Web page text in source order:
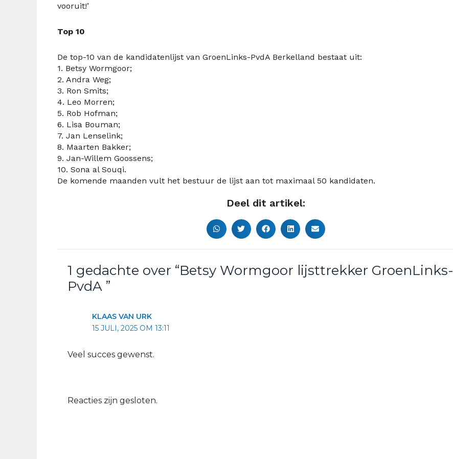
vooruit!’
Top 10
De top-10 van de kandidatenlijst van GroenLinks-PvdA Berkelland bestaat uit:
1. Betsy Wormgoor;
2. Andra Weg;
3. Ron Smits;
4. Leo Morren;
5. Rob Hofman;
6. Lisa Bouman;
7. Jan Lenselink;
8. Maarten Bakker;
9. Jan-Willem Goossens;
10. Sona al Souqi.
De komende maanden vult het bestuur de lijst aan tot maximaal 50 kandidaten.
Deel dit artikel:
1 gedachte over “Betsy Wormgoor lijsttrekker GroenLinks-
PvdA ”
KLAAS VAN URK
15 JULI, 2025 OM 13:11
Veel succes gewenst.
Reacties zijn gesloten.